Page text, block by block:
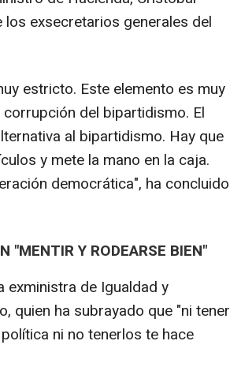
exsecretarios generales del
estricto. Este elemento es muy
del bipartidismo. El
al bipartidismo. Hay que
y mete la mano en la caja.
democrática", ha concluido
"MENTIR Y RODEARSE BIEN"
exministra de Igualdad y
quien ha subrayado que "ni tener
ni no tenerlos te hace